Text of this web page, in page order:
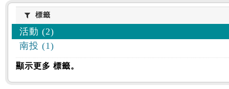
標籤標籤
活動 (2)
南投 (1)
顯示更多 標籤。